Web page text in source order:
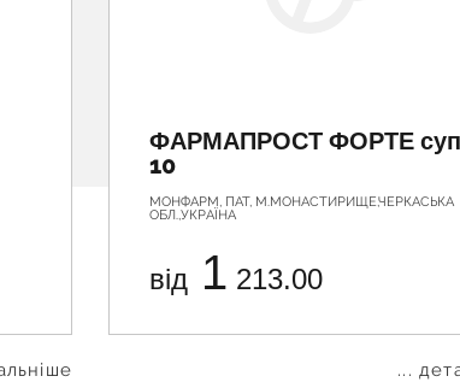
ФАРМАПРОСТ ФОРТЕ
10
МОНФАРМ, ПАТ, М.МОНАСТИРИЩЕ,ЧЕРКАСЬКА
ОБЛ.,УКРАЇНА
від 1 213.00
...